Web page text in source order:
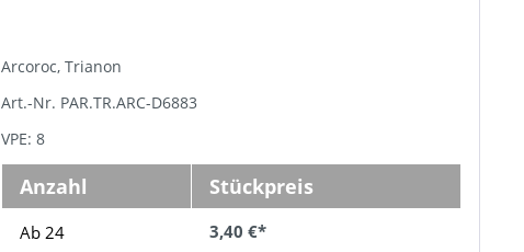
Arcoroc, Trianon
Art.-Nr. PAR.TR.ARC-D6883
VPE: 8
Anzahl Stückpreis
Ab 24 3,40 €*